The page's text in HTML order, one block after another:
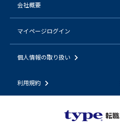
会社概要
マイページログイン
個人情報の取り扱い
利用規約